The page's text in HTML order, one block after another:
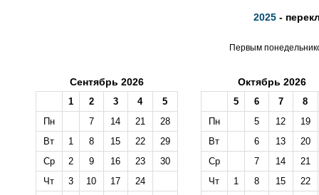
2025 -
Первым
Сентябрь 2026
1 2 3 4
5
Пн
7 14 21
28
Вт
1 8 15 22
29
Ср
2 9 16 23
30
Чт
3 10 17
24
Октябрь 2026
5 6 7
8
Пн
5 12
19
Вт
6 13
20
Ср
7 14
21
Чт
1 8 15
22